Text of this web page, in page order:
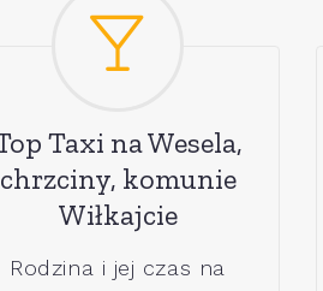
Taxi na Wesela,
chrzciny, komunie
Wiłkajcie
Rodzina i jej czas na